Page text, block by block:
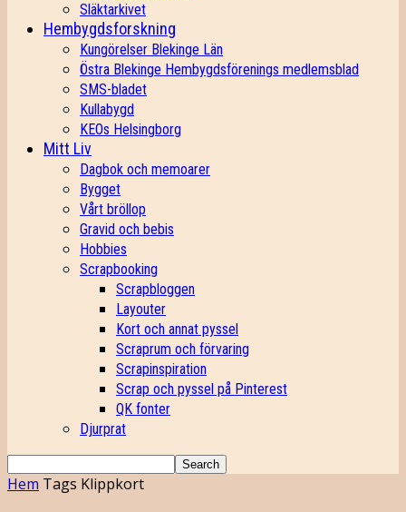
Släktarkivet
Hembygdsforskning
Kungörelser Blekinge Län
Östra Blekinge Hembygdsförenings medlemsblad
SMS-bladet
Kullabygd
KEOs Helsingborg
Mitt Liv
Dagbok och memoarer
Bygget
Vårt bröllop
Gravid och bebis
Hobbies
Scrapbooking
Scrapbloggen
Layouter
Kort och annat pyssel
Scraprum och förvaring
Scrapinspiration
Scrap och pyssel på Pinterest
QK fonter
Djurprat
Hem Tags Klippkort